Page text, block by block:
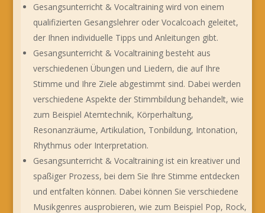
Gesangsunterricht & Vocaltraining wird von einem
qualifizierten Gesangslehrer oder Vocalcoach geleitet,
der Ihnen individuelle Tipps und Anleitungen gibt.
Gesangsunterricht & Vocaltraining besteht aus
verschiedenen Übungen und Liedern, die auf Ihre
Stimme und Ihre Ziele abgestimmt sind. Dabei werden
verschiedene Aspekte der Stimmbildung behandelt, wie
zum Beispiel Atemtechnik, Körperhaltung,
Resonanzräume, Artikulation, Tonbildung, Intonation,
Rhythmus oder Interpretation.
Gesangsunterricht & Vocaltraining ist ein kreativer und
spaßiger Prozess, bei dem Sie Ihre Stimme entdecken
und entfalten können. Dabei können Sie verschiedene
Musikgenres ausprobieren, wie zum Beispiel Pop, Rock,